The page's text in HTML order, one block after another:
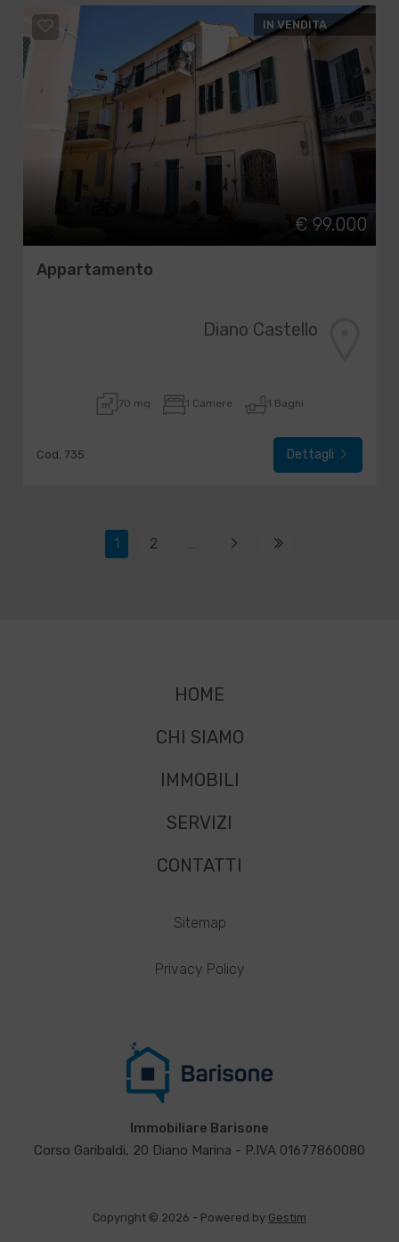
IN VENDITA
€ 99.000
Appartamento
Diano Castello
70 mq 1 Camere 1 Bagni
Cod. 735 Dettagli
1 2 ...
HOME
CHI SIAMO
IMMOBILI
SERVIZI
CONTATTI
Sitemap
Privacy Policy
Immobiliare Barisone
Corso Garibaldi, 20 Diano Marina - P.IVA 01677860080
Copyright © 2026 - Powered by Gestim